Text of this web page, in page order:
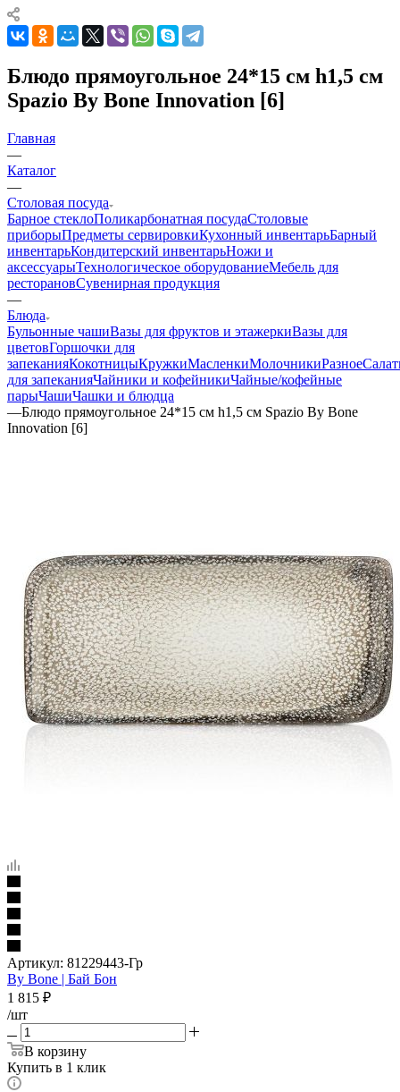
Блюдо прямоугольное 24*15 см h1,5 см
Spazio By Bone Innovation [6]
Главная
—
Каталог
—
Столовая посуда
Барное стеклоПоликарбонатная посудаСтоловые
приборыПредметы сервировкиКухонный инвентарьБарный
инвентарьКондитерский инвентарьНожи и
аксессуарыТехнологическое оборудованиеМебель для
ресторановСувенирная продукция
—
Блюда
Бульонные чашиВазы для фруктов и этажеркиВазы для
цветовГоршочки для
запеканияКокотницыКружкиМасленкиМолочникиРазное
для запеканияЧайники и кофейникиЧайные/кофейные
парыЧашиЧашки и блюдца
—Блюдо прямоугольное 24*15 см h1,5 см Spazio By Bone
Innovation [6]
Артикул: 81229443-Гр
By Bone | Бай Бон
1 815 ₽
/шт
В корзину
Купить в 1 клик